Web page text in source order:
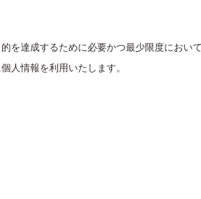
を達成するために必要かつ最少限度におい
人情報を利用いたします。